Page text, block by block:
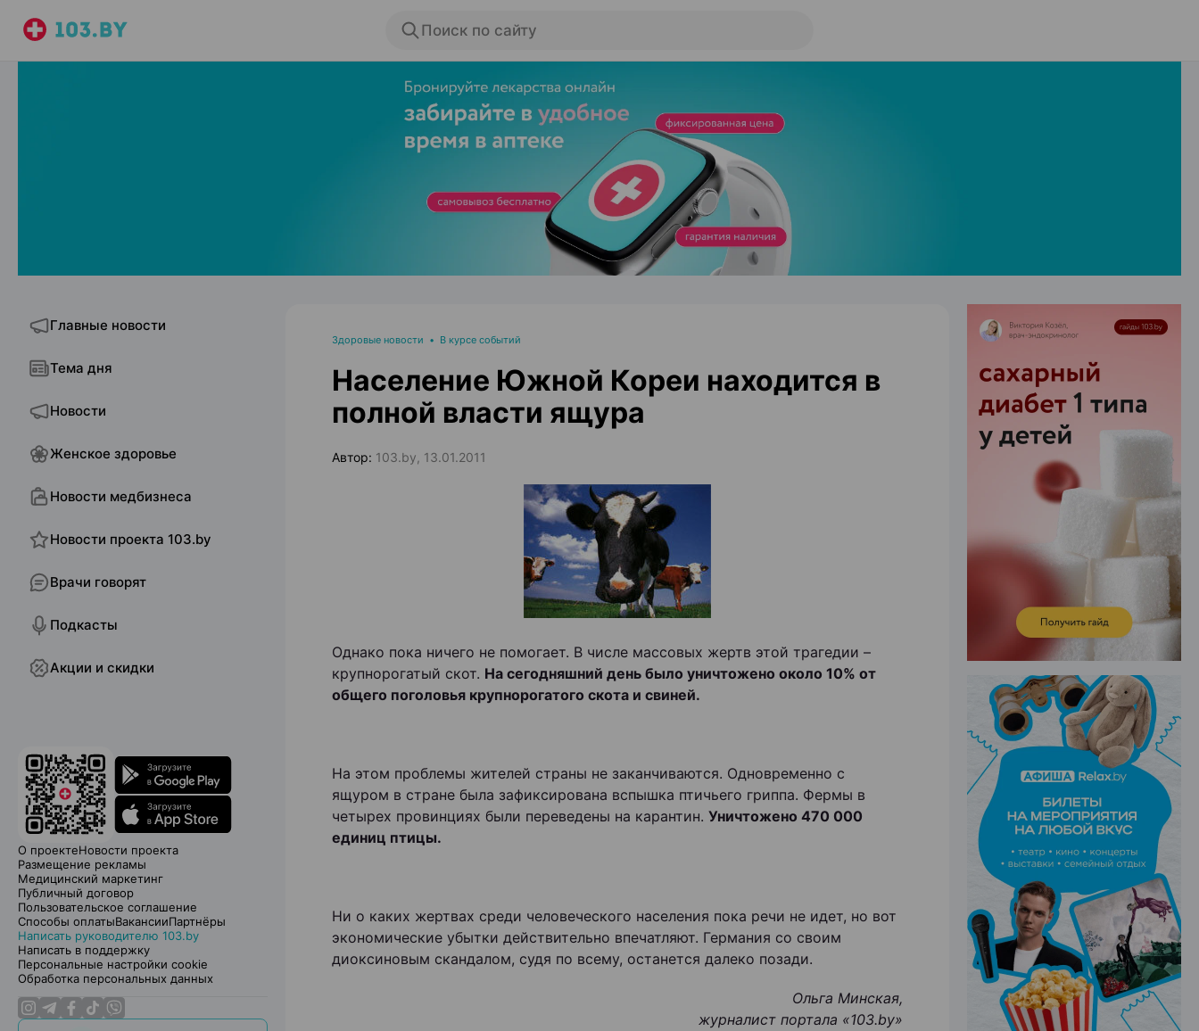
Поиск по сайту
ЭФФЕКТИВНАЯ РЕКЛАМА НА САЙТЕ
Главные новости
Тема дня
Новости
Женское здоровье
Новости медбизнеса
Новости проекта 103.by
Врачи говорят
Подкасты
Акции и скидки
О проектеНовости проекта
Размещение рекламы
Медицинский маркетинг
Публичный договор
Пользовательское соглашение
Способы оплатыВакансииПартнёры
Написать руководителю 103.by
Написать в поддержку
Персональные настройки cookie
Обработка персональных данных
Здоровые новости • В курсе событий
Население Южной Кореи находится в
полной власти ящура
Автор: 103.by, 13.01.2011
Однако пока ничего не помогает. В числе массовых жертв этой трагедии –
крупнорогатый скот. На сегодняшний день было уничтожено около 10% от
общего поголовья крупнорогатого скота и свиней.
На этом проблемы жителей страны не заканчиваются. Одновременно с
ящуром в стране была зафиксирована вспышка птичьего гриппа. Фермы в
четырех провинциях были переведены на карантин. Уничтожено 470 000
единиц птицы.
Ни о каких жертвах среди человеческого населения пока речи не идет, но вот
экономические убытки действительно впечатляют. Германия со своим
диоксиновым скандалом, судя по всему, останется далеко позади.
Ольга Минская,
журналист портала «103.by»
ЭФФЕКТИВНАЯ РЕКЛАМА НА САЙТЕ
ЭФФЕКТИВНАЯ РЕКЛАМА НА САЙТЕ